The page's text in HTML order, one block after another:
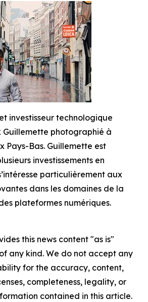
investisseur technologique
Guillemette photographié à
Pays-Bas. Guillemette est
investissements en
particulièrement aux
dans les domaines de la
plateformes numériques.
this news content "as is"
any kind. We do not accept any
for the accuracy, content,
completeness, legality, or
contained in this article.